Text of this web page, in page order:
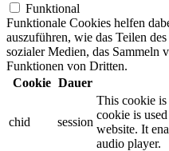
Funktional
Funktionale Cookies helfen
auszuführen, wie das Teilen
sozialer Medien, das Sammeln
Funktionen von Dritten.
Cookie Dauer
chid session
This cookie
cookie is
website. It
audio player.